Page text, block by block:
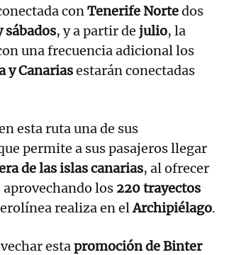
conTenerife Nortedos
sábados, y a partir de julio, la
una frecuencia adicional los
y Canariasestarán conectadas
esta ruta una de sus
permite a sus pasajeros llegar
de las islas canarias, al ofrecer
aprovechando los 220 trayectos
realiza en elArchipiélago.
estapromoción de Binter